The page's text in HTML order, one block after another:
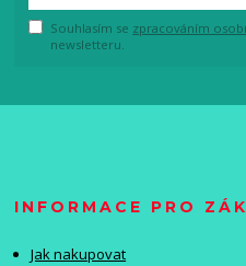
Souhlasím se zpracováním
newsletteru.
INFORMACE PRO
Jak nakupovat